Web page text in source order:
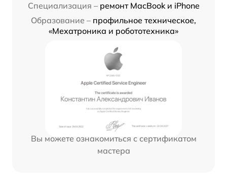
Специализация – ремонт MacBook и iPhone
Образование – профильное техническое,
«Мехатроника и робототехника»
Вы можете ознакомиться с сертификатом
мастера